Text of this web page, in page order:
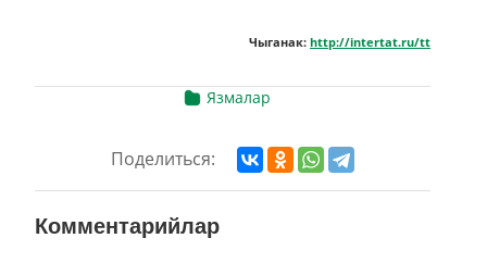
Чыганак: http://intertat.ru/tt
Язмалар
Поделиться:
Комментарийлар